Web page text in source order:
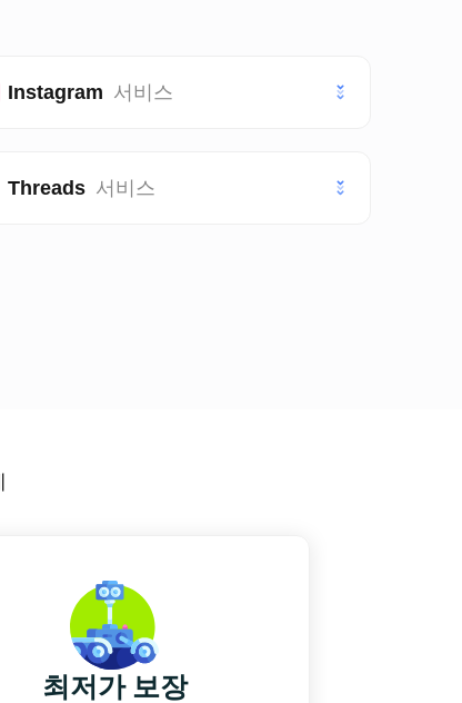
Instagram 서비스
인스타그램 좋아요
Threads 서비스
최저가 보장